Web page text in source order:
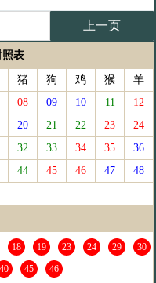
上一页
照表
猪 狗 鸡 猴
羊
08 09 10 11
12
20 21 22 23
24
32 33 34 35
36
44 45 46 47
48
18 19 23 24 29
30
40 45 46